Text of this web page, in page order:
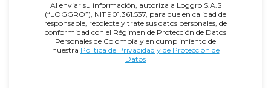
Al enviar su información, autoriza a Loggro S.A.S
(“LOGGRO”), NIT 901.361.537, para que en calidad de
responsable, recolecte y trate sus datos personales, de
conformidad con el Régimen de Protección de Datos
Personales de Colombia y en cumplimiento de
nuestra Política de Privacidad y de Protección de
Datos